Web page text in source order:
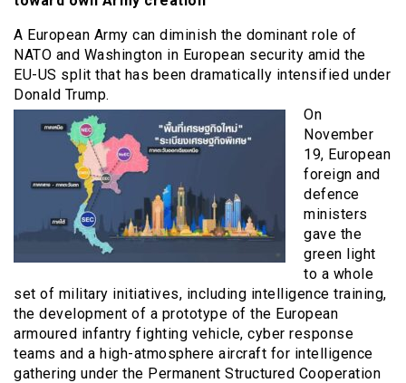
A European Army can diminish the dominant role of
NATO and Washington in European security amid the
EU-US split that has been dramatically intensified under
Donald Trump.
On
November
19, European
foreign and
defence
ministers
gave the
green light
to a whole
set of military initiatives, including intelligence training,
the development of a prototype of the European
armoured infantry fighting vehicle, cyber response
teams and a high-atmosphere aircraft for intelligence
gathering under the Permanent Structured Cooperation